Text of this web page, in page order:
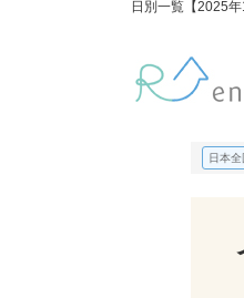
日別一覧【2025
日本